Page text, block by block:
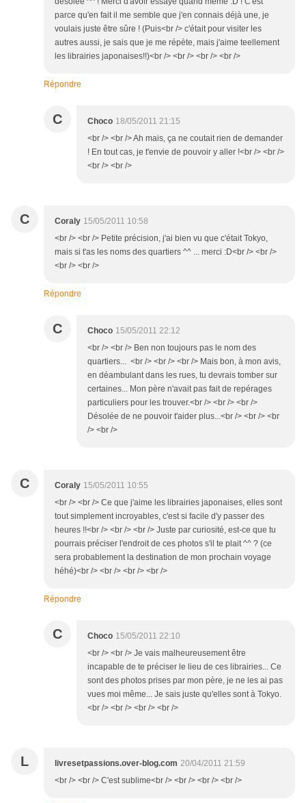
parce qu'en fait il me semble que j'en connais déjà une, je
voulais juste être sûre ! (Puis<br /> c'était pour visiter les
autres aussi, je sais que je me répète, mais j'aime teellement
les librairies japonaises!!)<br /> <br /> <br /> <br />
Répondre
C Choco 18/05/2011 21:15
<br /> <br /> Ah mais, ça ne coutait rien de demander
! En tout cas, je t'envie de pouvoir y aller !<br /> <br />
<br /> <br />
C Coraly 15/05/2011 10:58
<br /> <br /> Petite précision, j'ai bien vu que c'était Tokyo,
mais si t'as les noms des quartiers ^^ ... merci :D<br /> <br />
<br /> <br />
Répondre
C Choco 15/05/2011 22:12
<br /> <br /> Ben non toujours pas le nom des
quartiers... <br /> <br /> <br /> Mais bon, à mon avis,
en déambulant dans les rues, tu devrais tomber sur
certaines... Mon père n'avait pas fait de repérages
particuliers pour les trouver.<br /> <br /> <br />
Désolée de ne pouvoir t'aider plus...<br /> <br /> <br
/> <br />
C Coraly 15/05/2011 10:55
<br /> <br /> Ce que j'aime les librairies japonaises, elles sont
tout simplement incroyables, c'est si facile d'y passer des
heures !!<br /> <br /> <br /> Juste par curiosité, est-ce que tu
pourrais préciser l'endroit de ces photos s'il te plait ^^ ? (ce
sera probablement la destination de mon prochain voyage
héhé)<br /> <br /> <br /> <br />
Répondre
C Choco 15/05/2011 22:10
<br /> <br /> Je vais malheureusement être
incapable de te préciser le lieu de ces librairies... Ce
sont des photos prises par mon père, je ne les ai pas
vues moi même... Je sais juste qu'elles sont à Tokyo.
<br /> <br /> <br /> <br />
L livresetpassions.over-blog.com 20/04/2011 21:59
<br /> <br /> C'est sublime<br /> <br /> <br /> <br />